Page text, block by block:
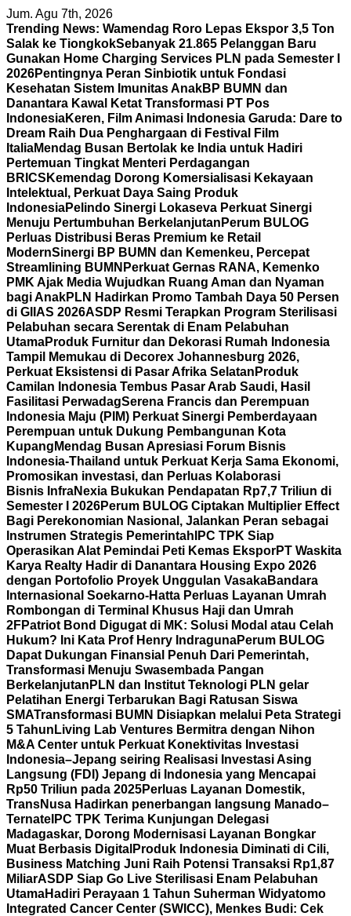
Skip
to
content
Jum. Agu 7th, 2026
Trending News: Wamendag Roro Lepas Ekspor 3,5 Ton
Salak ke TiongkokSebanyak 21.865 Pelanggan Baru
Gunakan Home Charging Services PLN pada Semester I
2026Pentingnya Peran Sinbiotik untuk Fondasi
Kesehatan Sistem Imunitas AnakBP BUMN dan
Danantara Kawal Ketat Transformasi PT Pos
IndonesiaKeren, Film Animasi Indonesia Garuda: Dare to
Dream Raih Dua Penghargaan di Festival Film
ItaliaMendag Busan Bertolak ke India untuk Hadiri
Pertemuan Tingkat Menteri Perdagangan
BRICS Kemendag Dorong Komersialisasi Kekayaan
Intelektual, Perkuat Daya Saing Produk
IndonesiaPelindo Sinergi Lokaseva Perkuat Sinergi
Menuju Pertumbuhan Berkelanjutan Perum BULOG
Perluas Distribusi Beras Premium ke Retail
ModernSinergi BP BUMN dan Kemenkeu, Percepat
Streamlining BUMN Perkuat Gernas RANA, Kemenko
PMK Ajak Media Wujudkan Ruang Aman dan Nyaman
bagi AnakPLN Hadirkan Promo Tambah Daya 50 Persen
di GIIAS 2026ASDP Resmi Terapkan Program Sterilisasi
Pelabuhan secara Serentak di Enam Pelabuhan
UtamaProduk Furnitur dan Dekorasi Rumah Indonesia
Tampil Memukau di Decorex Johannesburg 2026,
Perkuat Eksistensi di Pasar Afrika Selatan Produk
Camilan Indonesia Tembus Pasar Arab Saudi, Hasil
Fasilitasi PerwadagSerena Francis dan Perempuan
Indonesia Maju (PIM) Perkuat Sinergi Pemberdayaan
Perempuan untuk Dukung Pembangunan Kota
Kupang Mendag Busan Apresiasi Forum Bisnis
Indonesia-Thailand untuk Perkuat Kerja Sama Ekonomi,
Promosikan investasi, dan Perluas Kolaborasi
Bisnis InfraNexia Bukukan Pendapatan Rp7,7 Triliun di
Semester I 2026Perum BULOG Ciptakan Multiplier Effect
Bagi Perekonomian Nasional, Jalankan Peran sebagai
Instrumen Strategis Pemerintah IPC TPK Siap
Operasikan Alat Pemindai Peti Kemas EksporPT Waskita
Karya Realty Hadir di Danantara Housing Expo 2026
dengan Portofolio Proyek Unggulan VasakaBandara
Internasional Soekarno-Hatta Perluas Layanan Umrah
Rombongan di Terminal Khusus Haji dan Umrah
2FPatriot Bond Digugat di MK: Solusi Modal atau Celah
Hukum? Ini Kata Prof Henry IndragunaPerum BULOG
Dapat Dukungan Finansial Penuh Dari Pemerintah,
Transformasi Menuju Swasembada Pangan
Berkelanjutan PLN dan Institut Teknologi PLN gelar
Pelatihan Energi Terbarukan Bagi Ratusan Siswa
SMATransformasi BUMN Disiapkan melalui Peta Strategi
5 Tahun Living Lab Ventures Bermitra dengan Nihon
M&A Center untuk Perkuat Konektivitas Investasi
Indonesia–Jepang seiring Realisasi Investasi Asing
Langsung (FDI) Jepang di Indonesia yang Mencapai
Rp50 Triliun pada 2025Perluas Layanan Domestik,
TransNusa Hadirkan penerbangan langsung Manado–
Ternate IPC TPK Terima Kunjungan Delegasi
Madagaskar, Dorong Modernisasi Layanan Bongkar
Muat Berbasis Digital Produk Indonesia Diminati di Cili,
Business Matching Juni Raih Potensi Transaksi Rp1,87
MiliarASDP Siap Go Live Sterilisasi Enam Pelabuhan
UtamaHadiri Perayaan 1 Tahun Suherman Widyatomo
Integrated Cancer Center (SWICC), Menkes Budi: Cek